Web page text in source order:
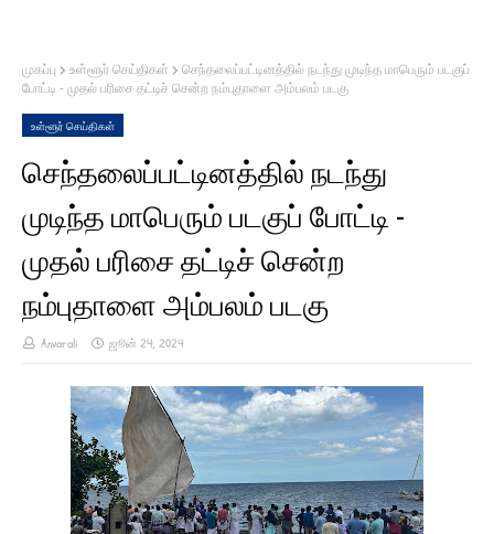
முகப்பு உள்ளூர் செய்திகள்
செந்தலைப்பட்டினத்தில் நடந்து முடிந்த மாபெரும் படகுப்
போட்டி - முதல் பரிசை தட்டிச் சென்ற நம்புதாளை அம்பலம் படகு
உள்ளூர் செய்திகள்
செந்தலைப்பட்டினத்தில் நடந்து
முடிந்த மாபெரும் படகுப் போட்டி -
முதல் பரிசை தட்டிச் சென்ற
நம்புதாளை அம்பலம் படகு
Anvarali ஜூன் 24, 2024